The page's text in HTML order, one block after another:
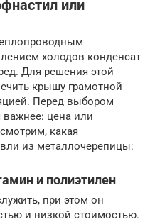
или
холодов конденсат
Для решения этой
крышу грамотной
Перед выбором
важнее: цена или
какая
из металлочерепицы:
и полиэтилен
при этом он
и низкой стоимостью.